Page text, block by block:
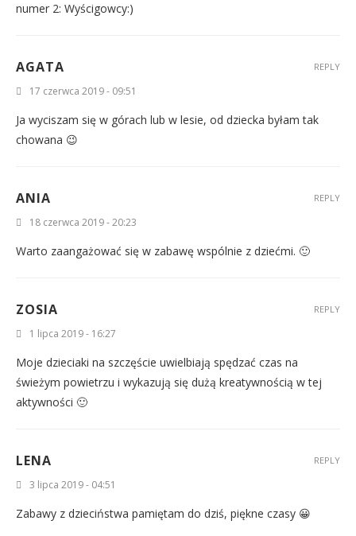
numer 2: Wyścigowcy:)
AGATA
17 czerwca 2019 - 09:51
Ja wyciszam się w górach lub w lesie, od dziecka byłam tak
chowana 😉
REPLY
ANIA
18 czerwca 2019 - 20:23
Warto zaangażować się w zabawę wspólnie z dziećmi. 🙂
REPLY
ZOSIA
1 lipca 2019 - 16:27
Moje dzieciaki na szczęście uwielbiają spędzać czas na
świeżym powietrzu i wykazują się dużą kreatywnością w tej
aktywności 🙂
REPLY
LENA
3 lipca 2019 - 04:51
Zabawy z dzieciństwa pamiętam do dziś, piękne czasy 😀
REPLY